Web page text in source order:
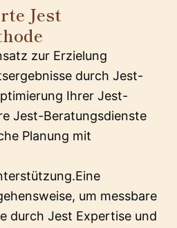
Jest
zur Erzielung
durch Jest-
Ihrer Jest-
Jest-Beratungsdienste
Planung mit
um messbare
durch Jest Expertise und